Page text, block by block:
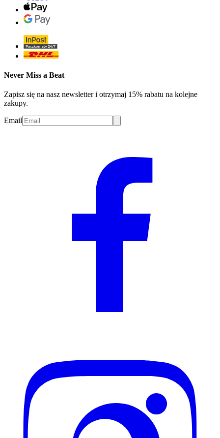
Never Miss a Beat
Zapisz się na nasz newsletter i otrzymaj 15% rabatu na kolejne
zakupy.
Email